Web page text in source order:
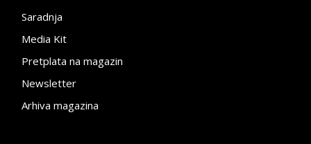
Saradnja
Media Kit
Pretplata na magazin
Newsletter
Arhiva magazina